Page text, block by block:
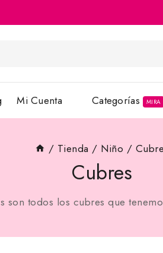
Mi Cuenta Categorías MIRA
/ Tienda / Niño /
Cubres
son todos los cubres que